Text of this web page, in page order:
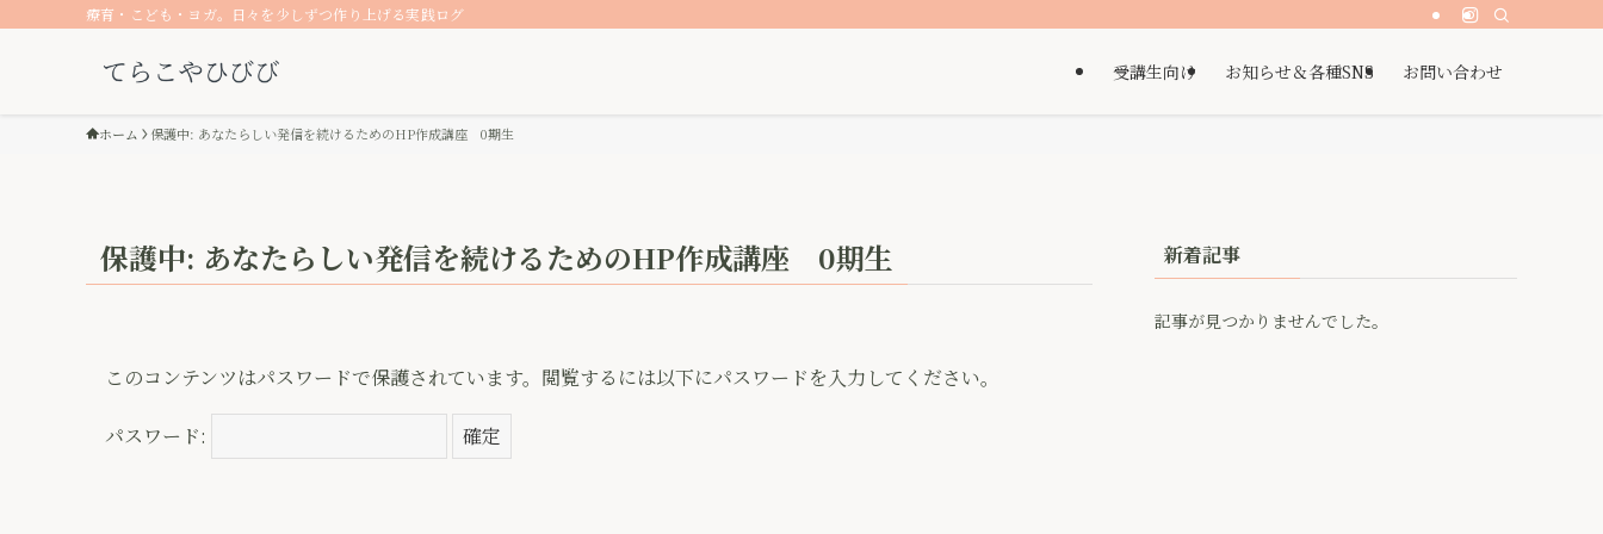
療育・こども・ヨガ。日々を少しずつ作り上げる実践ログ
受講生向け お知らせ＆各種SNS お問い合わせ
ホーム 保護中: あなたらしい発信を続けるためのHP作成講座 0期生
保護中: あなたらしい発信を続けるためのHP作成講座 0期生
このコンテンツはパスワードで保護されています。閲覧するには以下にパスワードを入力してください。
パスワード:
新着記事
記事が見つかりませんでした。